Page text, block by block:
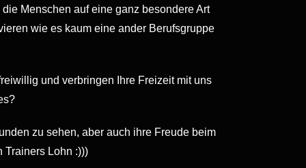
Menschen auf eine ganz besondere Art
wie es kaum eine ander Berufsgruppe
und verbringen Ihre Freizeit mit uns
zu sehen, aber auch ihre Freude beim
Trainers Lohn :)))